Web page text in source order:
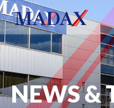
NEWS &